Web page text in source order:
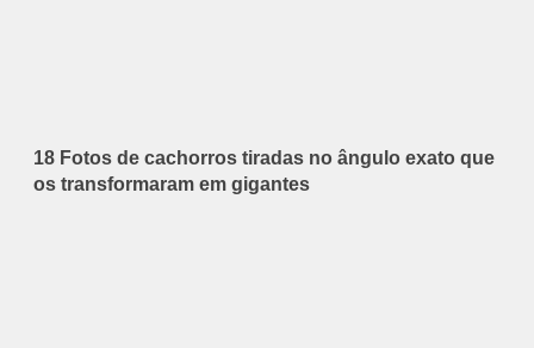
18 Fotos de cachorros tiradas no ângulo exato que
os transformaram em gigantes